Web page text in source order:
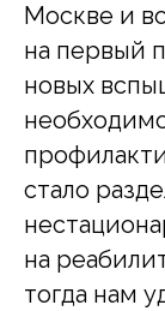
Москве и
на первый
новых
стало
на
тогда нам